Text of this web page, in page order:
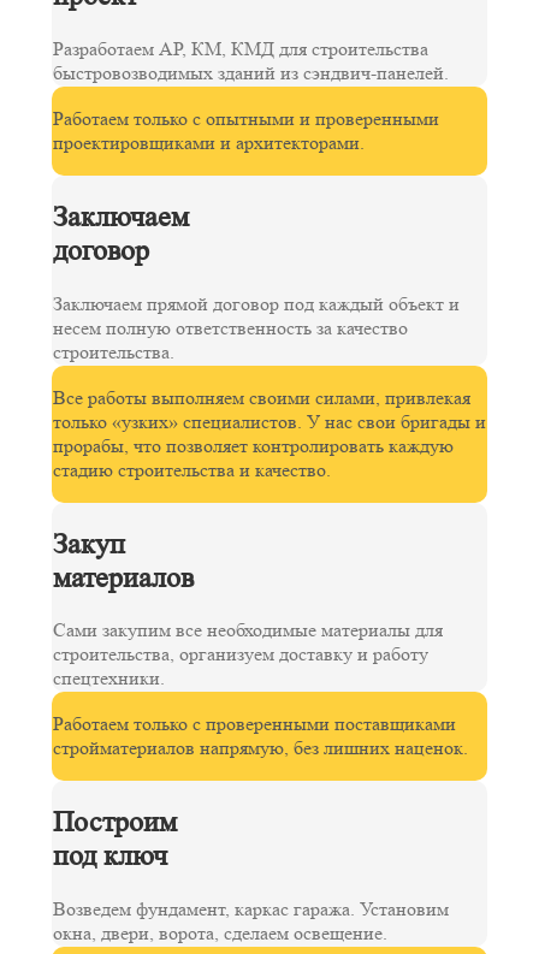
Разработаем АР, КМ, КМД для строительства
быстровозводимых зданий из сэндвич-панелей.
Работаем только с опытными и проверенными
проектировщиками и архитекторами.
Заключаем
договор
Заключаем прямой договор под каждый объект и
несем полную ответственность за качество
строительства.
Все работы выполняем своими силами, привлекая
только «узких» специалистов. У нас свои бригады и
прорабы, что позволяет контролировать каждую
стадию строительства и качество.
Закуп
материалов
Сами закупим все необходимые материалы для
строительства, организуем доставку и работу
спецтехники.
Работаем только с проверенными поставщиками
стройматериалов напрямую, без лишних наценок.
Построим
под ключ
Возведем фундамент, каркас гаража. Установим
окна, двери, ворота, сделаем освещение.